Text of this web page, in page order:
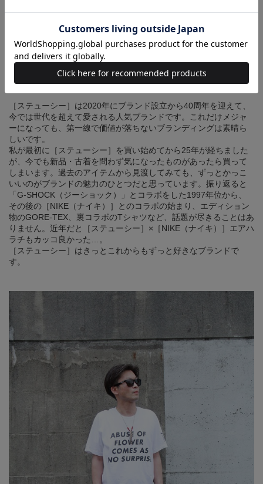
［ステューシー］は2020年にブランド設立から40周年を迎えて、
今では世代を超えて愛される人気ブランドです。これだけメジャ
ーになっても、第一線で価値が落ちないブランディングは素晴ら
しいです。
私が最初に［ステューシー］を買い始めてから25年が経ちました
が、今でも新品・古着を問わず気になったものがあったら買って
しまいます。過去のアイテムから見渡してみても、ずっとかっこ
いいのがブランドの魅力のひとつだと思っています。振り返ると
「G-SHOCK（ジーショック）」とコラボをした1997年位から、
その後の［NIKE（ナイキ）］とのコラボの始まり、エディション
物のGORE-TEX、裏コラボのTシャツなど、話題が尽きることはあ
りません。近年だと［ステューシー］×［NIKE（ナイキ）］エアハ
ラチもカッコ良かった…。
［ステューシー］はきっとこれからもずっと好きなブランドで
す。